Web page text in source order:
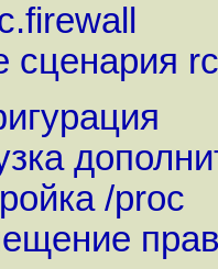
сценария
/proc